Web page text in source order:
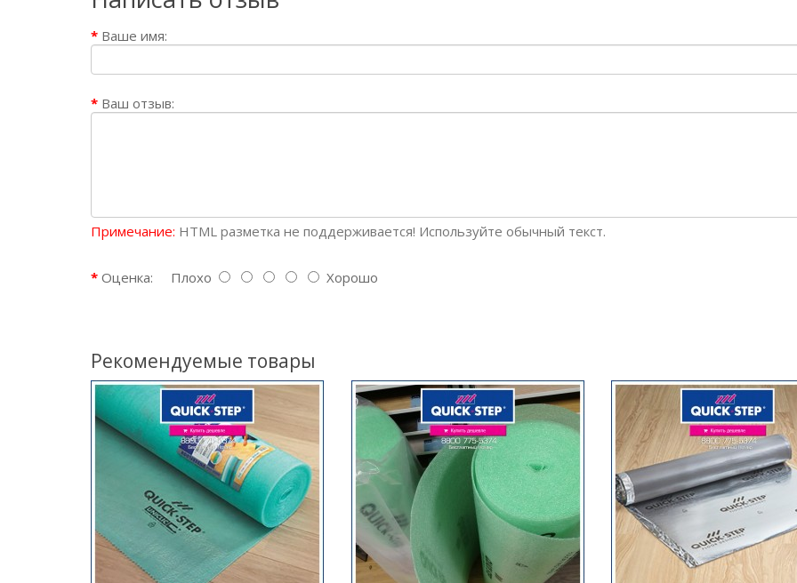
Ваше имя:
Ваш отзыв:
Примечание: HTML разметка не поддерживается! Используйте обычный текст.
Оценка: Плохо Хорошо
Рекомендуемые товары